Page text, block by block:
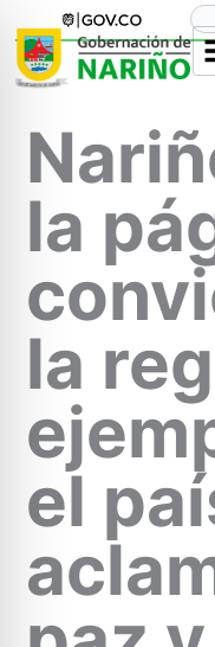
contenido
la
la
el